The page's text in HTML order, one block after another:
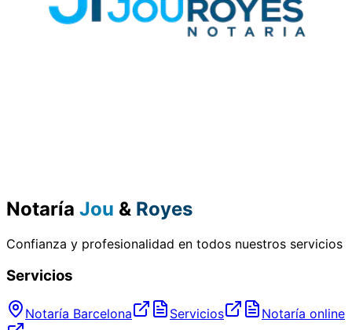
Notaría Jou & Royes
Confianza y profesionalidad en todos nuestros servicios
Servicios
Notaría Barcelona Servicios Notaría online